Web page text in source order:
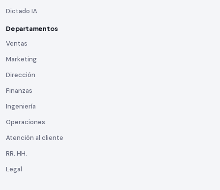
Dictado IA
Departamentos
Ventas
Marketing
Dirección
Finanzas
Ingeniería
Operaciones
Atención al cliente
RR. HH.
Legal